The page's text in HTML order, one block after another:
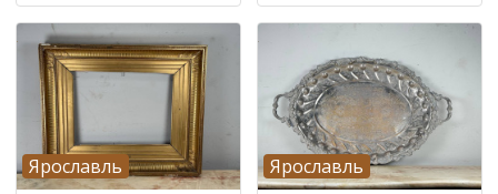
Ярославль
Ярославль